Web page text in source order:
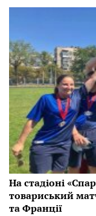
На стадіоні
товариський
та Франції